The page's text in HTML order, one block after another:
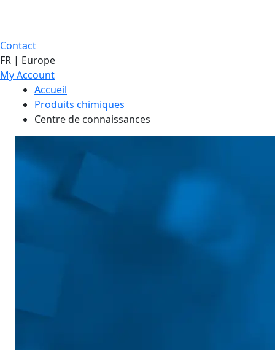
Contact
FR | Europe
My Account
Accueil
Produits chimiques
Centre de connaissances